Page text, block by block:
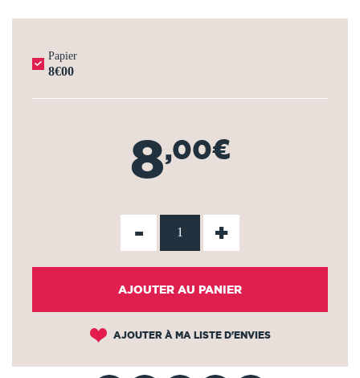
Papier
8€00
8,00€
- +
AJOUTER AU PANIER
AJOUTER À MA LISTE D'ENVIES